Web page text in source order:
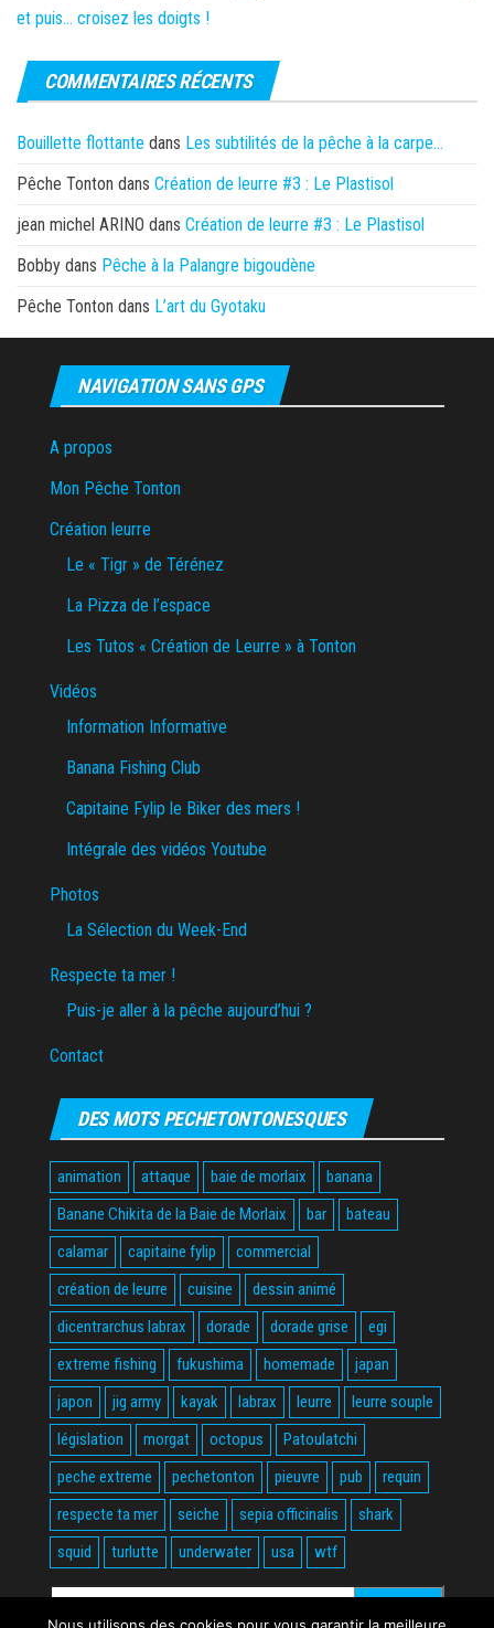
et puis… croisez les doigts !
COMMENTAIRES RÉCENTS
Bouillette flottante dans Les subtilités de la pêche à la carpe…
Pêche Tonton dans Création de leurre #3 : Le Plastisol
jean michel ARINO dans Création de leurre #3 : Le Plastisol
Bobby dans Pêche à la Palangre bigoudène
Pêche Tonton dans L’art du Gyotaku
NAVIGATION SANS GPS
A propos
Mon Pêche Tonton
Création leurre
Le « Tigr » de Térénez
La Pizza de l’espace
Les Tutos « Création de Leurre » à Tonton
Vidéos
Information Informative
Banana Fishing Club
Capitaine Fylip le Biker des mers !
Intégrale des vidéos Youtube
Photos
La Sélection du Week-End
Respecte ta mer !
Puis-je aller à la pêche aujourd’hui ?
Contact
DES MOTS PECHETONTONESQUES
animation attaque baie de morlaix
banana
Banane Chikita de la Baie de Morlaix
bar
bateau
calamar
capitaine fylip
commercial
création de leurre
cuisine
dessin animé
dicentrarchus labrax
dorade dorade grise
egi
extreme fishing
fukushima homemade
japan
japon
jig army kayak labrax leurre
leurre souple
législation
morgat octopus
Patoulatchi
peche extreme
pechetonton pieuvre pub
requin
respecte ta mer
seiche sepia officinalis
shark
squid
turlutte underwater usa wtf
Rechercher :